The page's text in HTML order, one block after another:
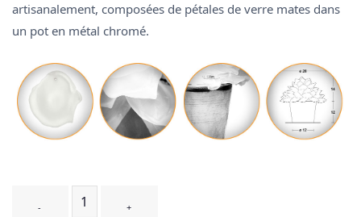
artisanalement, composées de pétales de verre mates dans
un pot en métal chromé.